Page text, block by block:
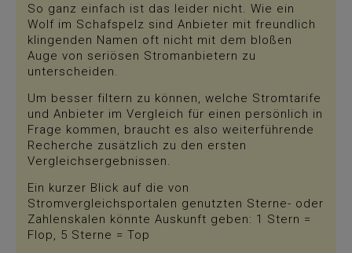
So ganz einfach ist das leider nicht. Wie ein
Wolf im Schafspelz sind Anbieter mit freundlich
klingenden Namen oft nicht mit dem bloßen
Auge von seriösen Stromanbietern zu
unterscheiden.
Um besser filtern zu können, welche Stromtarife
und Anbieter im Vergleich für einen persönlich in
Frage kommen, braucht es also weiterführende
Recherche zusätzlich zu den ersten
Vergleichsergebnissen.
Ein kurzer Blick auf die von
Stromvergleichsportalen genutzten Sterne- oder
Zahlenskalen könnte Auskunft geben: 1 Stern =
Flop, 5 Sterne = Top